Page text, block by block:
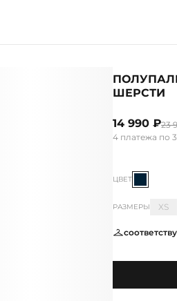
ШЕРСТИ
14 990 ₽23
4 платежа по
ЦВЕТ
РАЗМЕРЫ XS